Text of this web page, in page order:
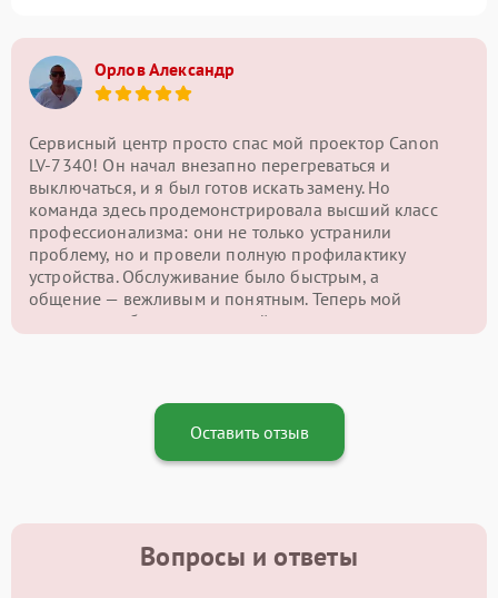
Орлов Александр
Сервисный центр просто спас мой проектор Canon
LV-7340! Он начал внезапно перегреваться и
выключаться, и я был готов искать замену. Но
команда здесь продемонстрировала высший класс
профессионализма: они не только устранили
проблему, но и провели полную профилактику
устройства. Обслуживание было быстрым, а
общение — вежливым и понятным. Теперь мой
проектор работает как новый, и я с уверенностью
Оставить отзыв
Вопросы и ответы